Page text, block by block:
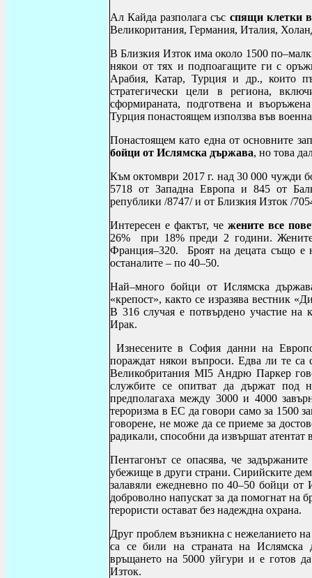
Ал Кайда разполага със спящи клетки
Великоритания, Германия, Италия,
В Близкия Изток има около 1500
някои от тях и подпоагащите ги с
Арабия, Катар, Турция и др., които
стратегически цели в региона,
сформираната, подготвена и
Турция понастоящем използва във
Понастоящем като една от основните
бойци от Ислямска държава, но това
Към октомври 2017 г. над 30 000 чужди
5718 от Западна Европа и 845 от
републики /8747/ и от Близкия Изток /
Интересен е фактът, че жените все
26% при 18% преди 2 години.
Франция–320. Броят на децата също е
останалите – по 40–50.
Най–много бойци от Ислямска
«крепост», както се изразява вестник
В 316 случая е потвърдено участие
Ирак.
Изнесените в София данни на
пораждат някои въпроси. Едва ли те са
Великобритания MI5 Андрю Паркер
службите се опитват да държат под
предполагаха между 3000 и 4000
тероризма в ЕС да говори само за 1500
говорене, не може да се приеме за
радикали, способни да извършат атентат
Пентагонът се опасява, че
убежище в други страни. Сирийските
залавяли ежедневно по 40–50 бойци от
доброволно напускат за да помогнат на
терористи остават без надеждна охрана.
Друг проблем възникна с нежеланието
са се били на страната на Ислямска
връщането на 5000 уйгури и е готов
Изток.